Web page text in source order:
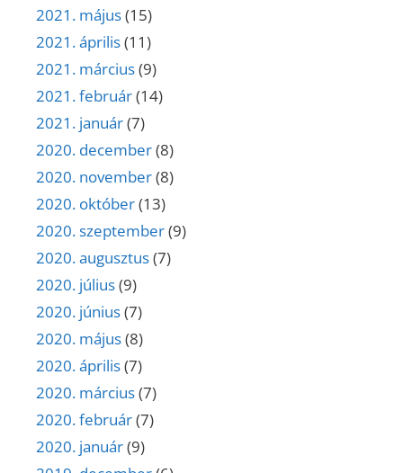
2021. május(15)
2021. április(11)
2021. március(9)
2021. február(14)
2021. január(7)
2020. december(8)
2020. november(8)
2020. október(13)
2020. szeptember(9)
2020. augusztus(7)
2020. július(9)
2020. június(7)
2020. május(8)
2020. április(7)
2020. március(7)
2020. február(7)
2020. január(9)